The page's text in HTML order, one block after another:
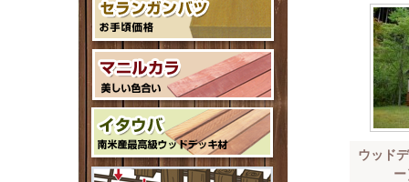
ウッド